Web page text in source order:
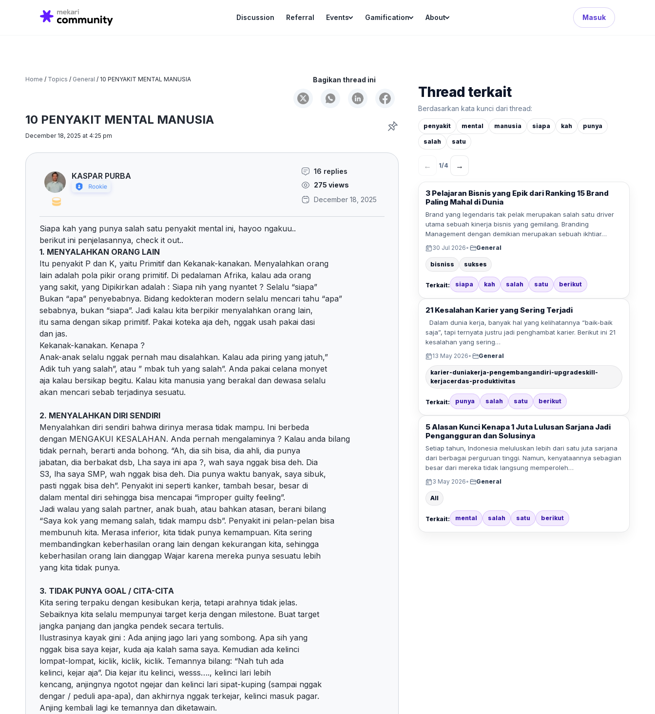
Discussion Referral Events Gamification About Masuk
for:
Search Button
Home / Topics / General / 10 PENYAKIT MENTAL MANUSIA Bagikan thread ini
10 PENYAKIT MENTAL MANUSIA
December 18, 2025 at 4:25 pm
KASPAR PURBA
16 replies
275 views
December 18, 2025
Siapa kah yang punya salah satu penyakit mental ini, hayoo ngakuu..
berikut ini penjelasannya, check it out..
1. MENYALAHKAN ORANG LAIN
Itu penyakit P dan K, yaitu Primitif dan Kekanak-kanakan. Menyalahkan orang
lain adalah pola pikir orang primitif. Di pedalaman Afrika, kalau ada orang
yang sakit, yang Dipikirkan adalah : Siapa nih yang nyantet ? Selalu “siapa”
Bukan “apa” penyebabnya. Bidang kedokteran modern selalu mencari tahu “apa”
sebabnya, bukan “siapa”. Jadi kalau kita berpikir menyalahkan orang lain,
itu sama dengan sikap primitif. Pakai koteka aja deh, nggak usah pakai dasi
dan jas.
Kekanak-kanakan. Kenapa ?
Anak-anak selalu nggak pernah mau disalahkan. Kalau ada piring yang jatuh,”
Adik tuh yang salah”, atau ” mbak tuh yang salah”. Anda pakai celana monyet
aja kalau bersikap begitu. Kalau kita manusia yang berakal dan dewasa selalu
akan mencari sebab terjadinya sesuatu.
2. MENYALAHKAN DIRI SENDIRI
Menyalahkan diri sendiri bahwa dirinya merasa tidak mampu. Ini berbeda
dengan MENGAKUI KESALAHAN. Anda pernah mengalaminya ? Kalau anda bilang
tidak pernah, berarti anda bohong. “Ah, dia sih bisa, dia ahli, dia punya
jabatan, dia berbakat dsb, Lha saya ini apa ?, wah saya nggak bisa deh. Dia
S3, lha saya SMP, wah nggak bisa deh. Dia punya waktu banyak, saya sibuk,
pasti nggak bisa deh”. Penyakit ini seperti kanker, tambah besar, besar di
dalam mental diri sehingga bisa mencapai “improper guilty feeling”.
Jadi walau yang salah partner, anak buah, atau bahkan atasan, berani bilang
“Saya kok yang memang salah, tidak mampu dsb”. Penyakit ini pelan-pelan bisa
membunuh kita. Merasa inferior, kita tidak punya kemampuan. Kita sering
membandingkan keberhasilan orang lain dengan kekurangan kita, sehingga
keberhasilan orang lain dianggap Wajar karena mereka punya sesuatu lebih
yang kita tidak punya.
3. TIDAK PUNYA GOAL / CITA-CITA
Kita sering terpaku dengan kesibukan kerja, tetapi arahnya tidak jelas.
Sebaiknya kita selalu mempunyai target kerja dengan milestone. Buat target
jangka panjang dan jangka pendek secara tertulis.
Ilustrasinya kayak gini : Ada anjing jago lari yang sombong. Apa sih yang
nggak bisa saya kejar, kuda aja kalah sama saya. Kemudian ada kelinci
lompat-lompat, kiclik, kiclik, kiclik. Temannya bilang: “Nah tuh ada
kelinci, kejar aja”. Dia kejar itu kelinci, wesss…., kelinci lari lebih
kencang, anjingnya ngotot ngejar dan kelinci lari sipat-kuping (sampai nggak
dengar / peduli apa-apa), dan akhirnya nggak terkejar, kelinci masuk pagar.
Anjing kembali lagi ke temannya dan diketawain.
Thread terkait
Berdasarkan kata kunci dari thread:
penyakit mental manusia siapa kah punya
salah satu
← 1/4 →
3 Pelajaran Bisnis yang Epik dari Ranking 15 Brand
Paling Mahal di Dunia
Brand yang legendaris tak pelak merupakan salah satu driver
utama sebuah kinerja bisnis yang gemilang. Branding
Management dengan demikian merupakan sebuah ikhtiar…
30 Jul 2026• General
bisniss sukses
Terkait: siapa kah salah satu berikut
21 Kesalahan Karier yang Sering Terjadi
Dalam dunia kerja, banyak hal yang kelihatannya “baik-baik
saja”, tapi ternyata justru jadi penghambat karier. Berikut ini 21
kesalahan yang sering…
13 May 2026• General
karier-duniakerja-pengembangandiri-upgradeskill-
kerjacerdas-produktivitas
Terkait: punya salah satu berikut
5 Alasan Kunci Kenapa 1 Juta Lulusan Sarjana Jadi
Pengangguran dan Solusinya
Setiap tahun, Indonesia meluluskan lebih dari satu juta sarjana
dari berbagai perguruan tinggi. Namun, kenyataannya sebagian
besar dari mereka tidak langsung memperoleh…
3 May 2026• General
All
Terkait: mental salah satu berikut